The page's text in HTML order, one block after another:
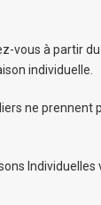
vous à partir
individuelle.
ne prennent
Individuelles